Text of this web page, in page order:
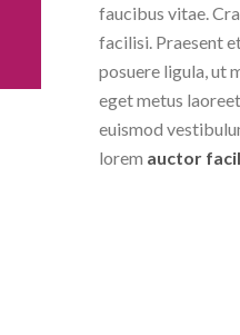
faucibus vitae.
facilisi. Praesent
posuere ligula, ut
eget metus
euismod
lorem auctor